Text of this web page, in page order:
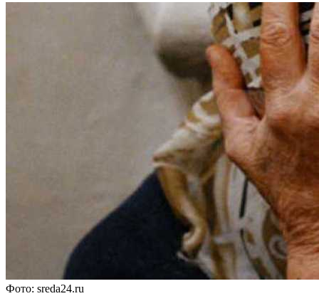
Фото: sreda24.ru